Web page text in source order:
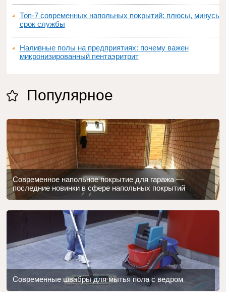
Топ‑7 современных напольных покрытий: плюсы, минусы,
срок службы
Наливные полы на предприятиях: почему важен
микронизированный пентаэритрит
Популярное
Современное напольное покрытие для гаража —
последние новинки в сфере напольных покрытий
Современные швабры для мытья пола с ведром